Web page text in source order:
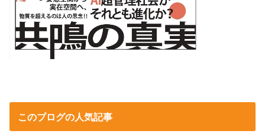
このブログの人気記事